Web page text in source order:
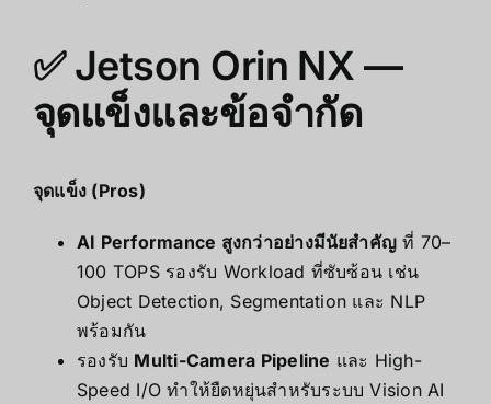
✅ Jetson Orin NX —
จุดแข็งและข้อจำกัด
จุดแข็ง (Pros)
AI Performance สูงกว่าอย่างมีนัยสำคัญ ที่ 70–
100 TOPS รองรับ Workload ที่ซับซ้อน เช่น
Object Detection, Segmentation และ NLP
พร้อมกัน
รองรับ Multi-Camera Pipeline และ High-
Speed I/O ทำให้ยืดหยุ่นสำหรับระบบ Vision AI